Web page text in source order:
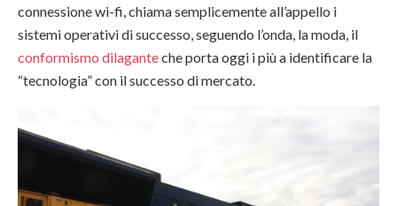
connessione wi-fi, chiama semplicemente all’appello i
sistemi operativi di successo, seguendo l’onda, la moda, il
conformismo dilaganteche porta oggi i più a identificare la
“tecnologia” con il successo di mercato.